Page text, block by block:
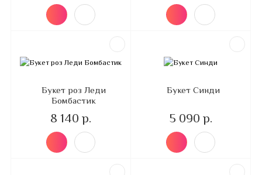
Букет роз Леди
Бомбастик
8 140 р.
Букет Синди
5 090 р.